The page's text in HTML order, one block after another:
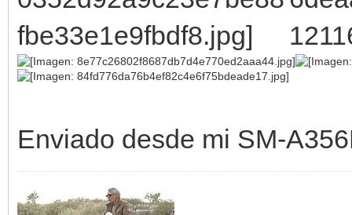
Enviado desde mi SM-